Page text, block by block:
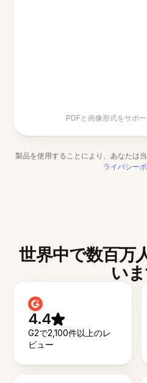
PDFと画像形式をサポ
製品を使用することにより、あなたは
ライバシー
世界中で数百万
い
4.4
G2で2,100件以上のレ
ビュー